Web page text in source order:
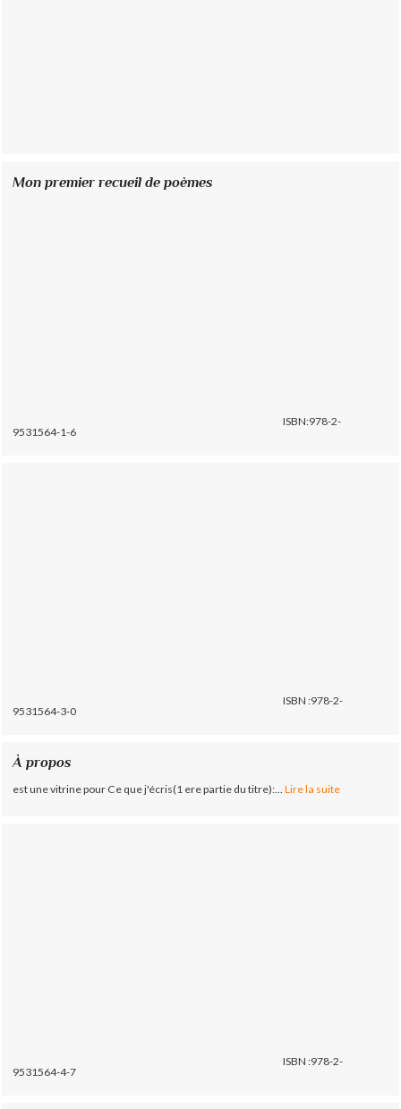
Mon premier recueil de poèmes
ISBN:978-2-
9531564-1-6
ISBN :978-2-
9531564-3-0
À propos
est une vitrine pour Ce que j'écris(1 ere partie du titre):... Lire la suite
ISBN :978-2-
9531564-4-7